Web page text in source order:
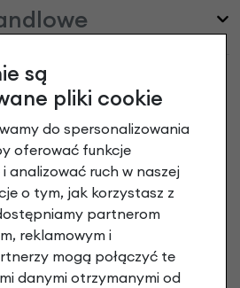
rowerowy Urban Iki
brązowy opinie
Dodaj opinię
warto dodać własną?
są
pliki cookie
do spersonalizowania
oferować funkcje
analizować ruch w naszej
o tym, jak korzystasz z
partnerom
reklamowym i
mogą połączyć te
danymi otrzymanymi od